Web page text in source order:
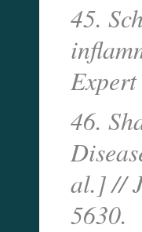
45.
46.
al.] //
5630.